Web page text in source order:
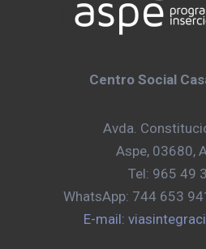
Centro Social
Avda.
Aspe, 03680,
Tel: 965 49
WhatsApp: 744 653
E-mail: